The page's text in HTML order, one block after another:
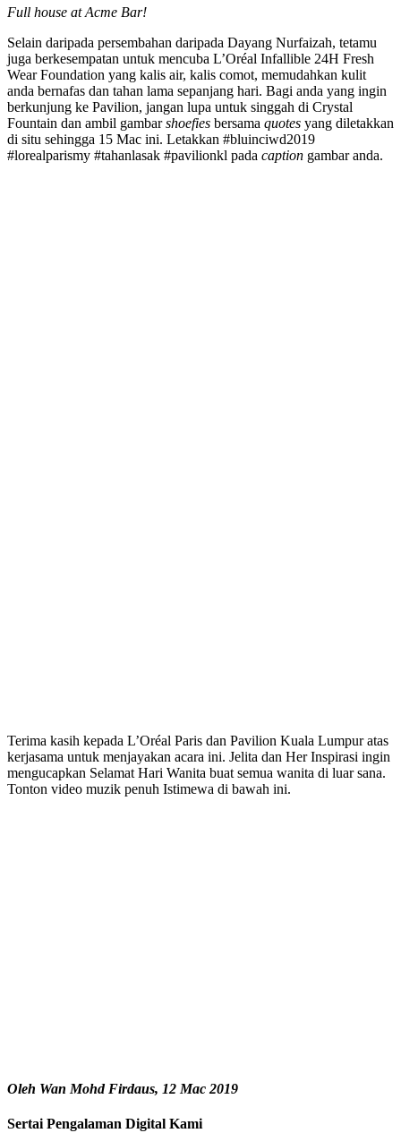
Full house at Acme Bar!
Selain daripada persembahan daripada Dayang Nurfaizah, tetamu
juga berkesempatan untuk mencuba L’Oréal Infallible 24H Fresh
Wear Foundation yang kalis air, kalis comot, memudahkan kulit
anda bernafas dan tahan lama sepanjang hari. Bagi anda yang ingin
berkunjung ke Pavilion, jangan lupa untuk singgah di Crystal
Fountain dan ambil gambarshoefies bersama quotes yang diletakkan
di situ sehingga 15 Mac ini. Letakkan #bluinciwd2019
#lorealparismy #tahanlasak #pavilionkl pada caption gambar anda.
Terima kasih kepada L’Oréal Paris dan Pavilion Kuala Lumpur atas
kerjasama untuk menjayakan acara ini. Jelita dan Her Inspirasi ingin
mengucapkan Selamat Hari Wanita buat semua wanita di luar sana.
Tonton video muzik penuh Istimewa di bawah ini.
Oleh Wan Mohd Firdaus, 12 Mac 2019
Sertai Pengalaman Digital Kami